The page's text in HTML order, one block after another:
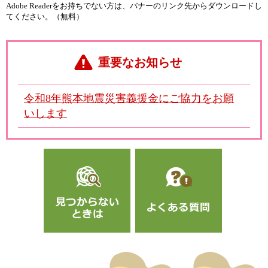
Adobe Readerをお持ちでない方は、バナーのリンク先からダウンロードし
てください。（無料）
重要なお知らせ
令和8年熊本地震災害義援金にご協力をお願
いします